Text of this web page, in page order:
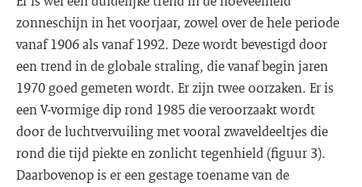
zonneschijn in het voorjaar, zowel over de hele periode
vanaf 1906 als vanaf 1992. Deze wordt bevestigd door
een trend in de globale straling, die vanaf begin jaren
1970 goed gemeten wordt. Er zijn twee oorzaken. Er is
een V-vormige dip rond 1985 die veroorzaakt wordt
door de luchtvervuiling met vooral zwaveldeeltjes die
rond die tijd piekte en zonlicht tegenhield (figuur 3).
Daarbovenop is er een gestage toename van de